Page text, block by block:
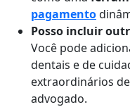
pagamento
Posso incluir
Você pode
dentais e de
extraordinários
advogado.